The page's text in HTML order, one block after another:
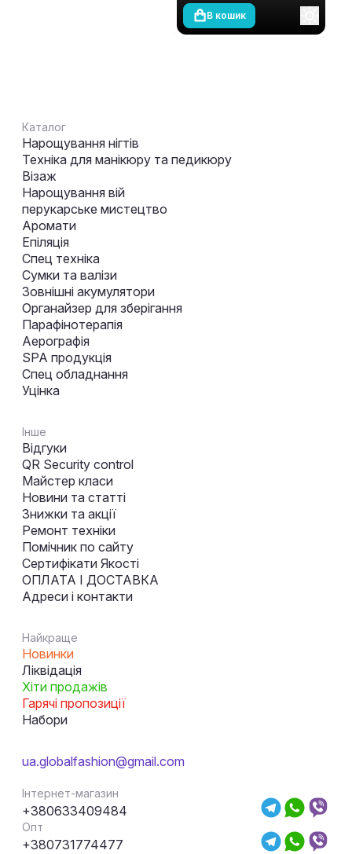
В кошик
Каталог
Нарощування нігтів
Техніка для манікюру та педикюру
Візаж
Нарощування вій
перукарське мистецтво
Аромати
Епіляція
Спец техніка
Сумки та валізи
Зовнішні акумулятори
Органайзер для зберігання
Парафінотерапія
Аерографія
SPA продукція
Спец обладнання
Уцінка
Інше
Відгуки
QR Security control
Майстер класи
Новини та статті
Знижки та акції
Ремонт техніки
Помічник по сайту
Сертифікати Якості
ОПЛАТА І ДОСТАВКА
Адреси і контакти
Найкраще
Новинки
Ліквідація
Хіти продажів
Гарячі пропозиції
Набори
ua.globalfashion@gmail.com
Інтернет-магазин
+380633409484
Опт
+380731774477